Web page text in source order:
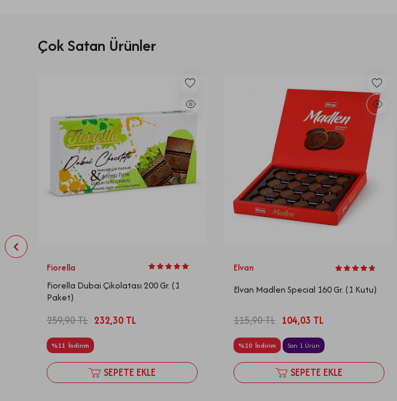
Çok Satan Ürünler
Fiorella
Fiorella Dubai Çikolatası 200 Gr. (1
Paket)
259,90TL 232,30 TL
%11 İndirim
SEPETE EKLE
Elvan
Elvan Madlen Special 160 Gr. (1 Kutu)
115,90TL 104,03 TL
%10 İndirim Son 1 Ürün
SEPETE EKLE